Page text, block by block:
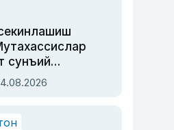
тўла ҳаёти
сунъий
бошқара